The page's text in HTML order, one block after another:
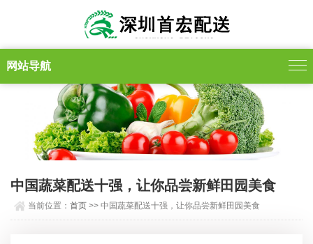
网站导航
中国蔬菜配送十强，让你品尝新鲜田园美食
当前位置：首页 >> 中国蔬菜配送十强，让你品尝新鲜田园美食